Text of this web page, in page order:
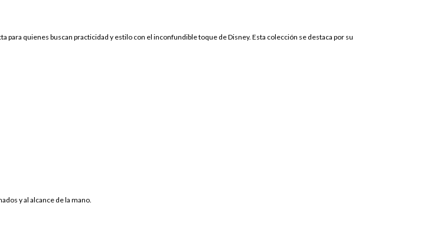
para quienes buscan practicidad y estilo con el inconfundible toque de Disney. Esta colección se destaca por su
y al alcance de la mano.